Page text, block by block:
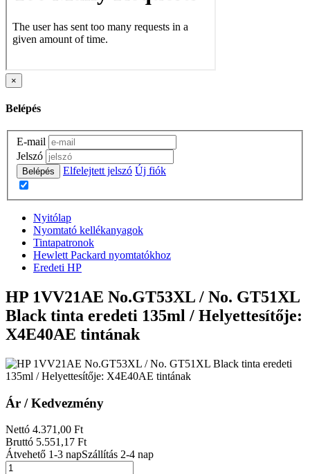
×
Belépés
E-mail
Jelszó
Belépés Elfelejtett jelszó Új fiók
Nyitólap
Nyomtató kellékanyagok
Tintapatronok
Hewlett Packard nyomtatókhoz
Eredeti HP
HP 1VV21AE No.GT53XL / No. GT51XL
Black tinta eredeti 135ml / Helyettesítője:
X4E40AE tintának
Ár / Kedvezmény
Nettó 4.371 ,00 Ft
Bruttó 5.551 ,17 Ft
Átvehető 1-3 napSzállítás 2-4 nap